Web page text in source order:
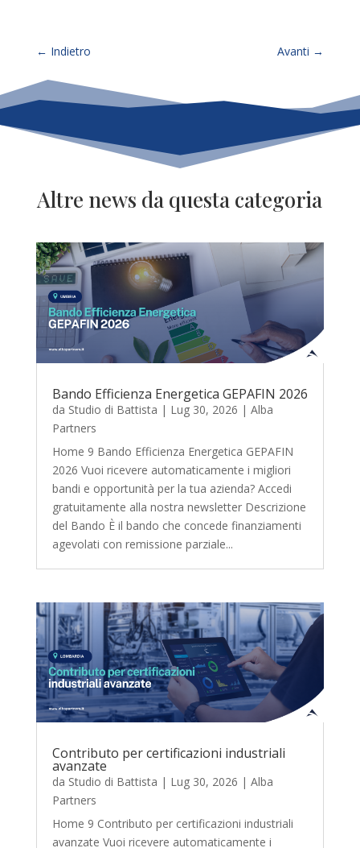
← Indietro Avanti →
Altre news da questa categoria
Bando Efficienza Energetica GEPAFIN 2026
da Studio di Battista | Lug 30, 2026 | Alba
Partners
Home 9 Bando Efficienza Energetica GEPAFIN
2026 Vuoi ricevere automaticamente i migliori
bandi e opportunità per la tua azienda? Accedi
gratuitamente alla nostra newsletter Descrizione
del Bando È il bando che concede finanziamenti
agevolati con remissione parziale...
Contributo per certificazioni industriali
avanzate
da Studio di Battista | Lug 30, 2026 | Alba
Partners
Home 9 Contributo per certificazioni industriali
avanzate Vuoi ricevere automaticamente i